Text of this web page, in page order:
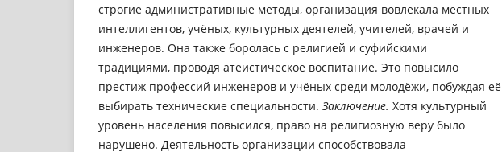
строгие административные методы, организация вовлекала местных
интеллигентов, учёных, культурных деятелей, учителей, врачей и
инженеров. Она также боролась с религией и суфийскими
традициями, проводя атеистическое воспитание. Это повысило
престиж профессий инженеров и учёных среди молодёжи, побуждая её
выбирать технические специальности. Заключение. Хотя культурный
уровень населения повысился, право на религиозную веру было
нарушено. Деятельность организации способствовала